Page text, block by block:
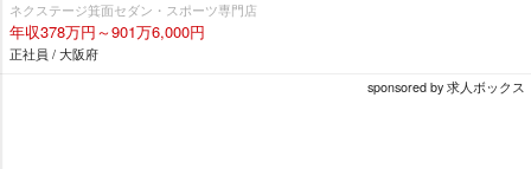
ネクステージ箕面セダン・スポーツ専門店
年収378万円～901万6,000円
正社員 / 大阪府
sponsored by 求人ボックス